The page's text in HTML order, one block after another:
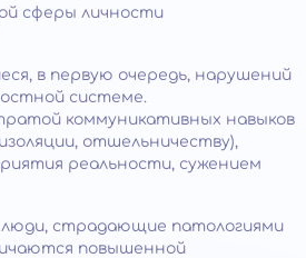
сферы личности
в первую очередь, нарушений
системе.
коммуникативных навыков
отшельничеству),
реальности, сужением
люди, страдающие патологиями
повышенной